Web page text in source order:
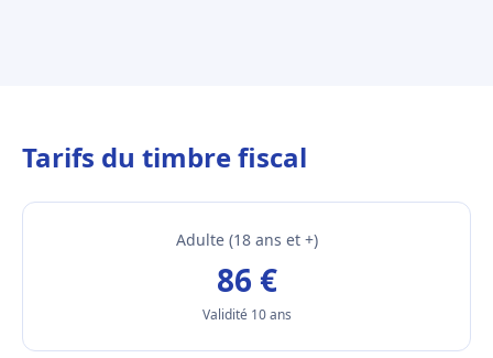
Tarifs du timbre fiscal
Adulte (18 ans et +)
86 €
Validité 10 ans